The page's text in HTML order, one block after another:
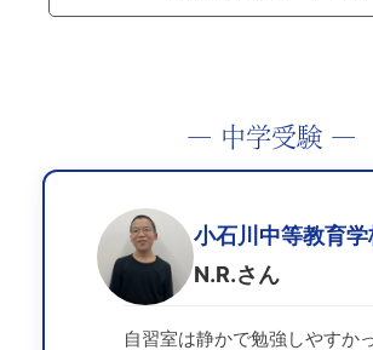
― 中学受験 ―
小石川中等教育学
N.R.さん
自習室は静かで勉強しやすか